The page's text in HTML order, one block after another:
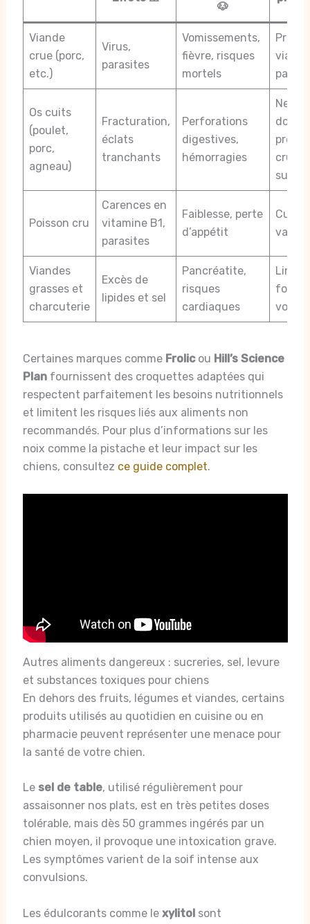
🐶
Viande
crue (porc,
etc.)
Virus,
parasites
Vomissements,
fièvre, risques
mortels
Os cuits
(poulet,
porc,
agneau)
Fracturation,
éclats
tranchants
Perforations
digestives,
hémorragies
Ne
crus
Poisson cru
Carences en
vitamine B1,
parasites
Faiblesse, perte
d’appétit
Viandes
grasses et
charcuterie
Excès de
lipides et sel
Pancréatite,
risques
cardiaques
voire
Certaines marques comme Frolicou Hill’s Science
Planfournissent des croquettes adaptées qui
respectent parfaitement les besoins nutritionnels
et limitent les risques liés aux aliments non
recommandés. Pour plus d’informations sur les
noix comme la pistache et leur impact sur les
chiens, consultez ce guide complet.
Autres aliments dangereux : sucreries, sel, levure
et substances toxiques pour chiens
En dehors des fruits, légumes et viandes, certains
produits utilisés au quotidien en cuisine ou en
pharmacie peuvent représenter une menace pour
la santé de votre chien.
Le sel de table, utilisé régulièrement pour
assaisonner nos plats, est en très petites doses
tolérable, mais dès 50 grammes ingérés par un
chien moyen, il provoque une intoxication grave.
Les symptômes varient de la soif intense aux
convulsions.
Les édulcorants comme le xylitolsont